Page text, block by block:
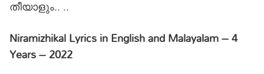
തീയാളും.. ..
Niramizhikal Lyrics in English and Malayalam – 4
Years – 2022